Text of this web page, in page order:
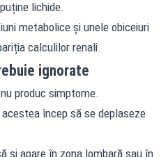
lichide.
metabolice și unele obiceiuri
calculilor renali.
ignorate
produc simptome.
încep să se deplaseze
și apare în zona lombară sau în